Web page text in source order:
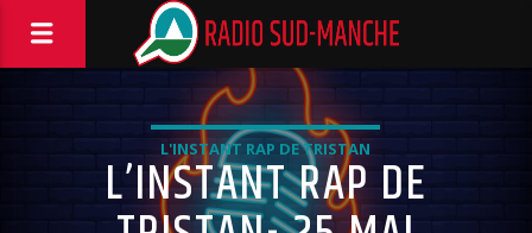
L'INSTANT RAP DE TRISTAN
L’INSTANT RAP DE